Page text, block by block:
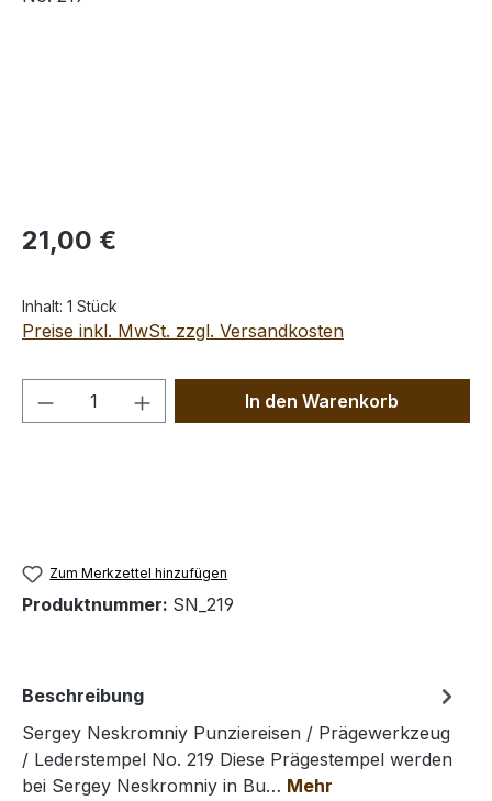
Regulärer Preis:
21,00 €
Inhalt: 1 Stück
Preise inkl. MwSt. zzgl. Versandkosten
Produkt Anzahl: Gib denIn den Warenkorb
Zum Merkzettel hinzufügen
Produktnummer: SN_219
Beschreibung
Sergey Neskromniy Punziereisen / Prägewerkzeug
/ Lederstempel No. 219 Diese Prägestempel werden
bei Sergey Neskromniy in Bu… Mehr